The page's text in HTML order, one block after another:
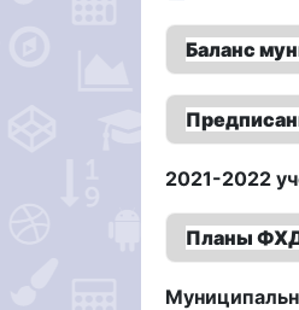
Баланс
2021-2022
Планы